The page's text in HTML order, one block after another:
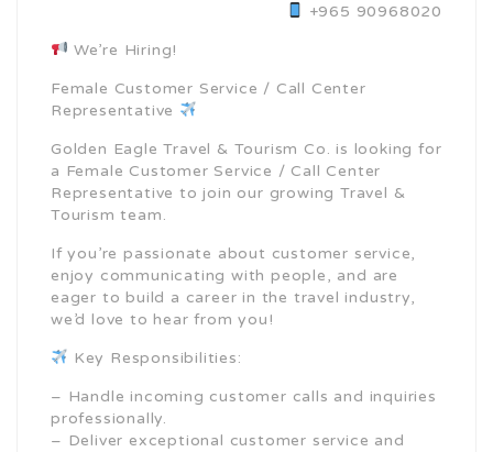
+965 90968020
We’re Hiring!
Female Customer Service / Call Center
Representative
Golden Eagle Travel & Tourism Co. is looking for
a Female Customer Service / Call Center
Representative to join our growing Travel &
Tourism team.
If you’re passionate about customer service,
enjoy communicating with people, and are
eager to build a career in the travel industry,
we’d love to hear from you!
Key Responsibilities:
– Handle incoming customer calls and inquiries
professionally.
– Deliver exceptional customer service and